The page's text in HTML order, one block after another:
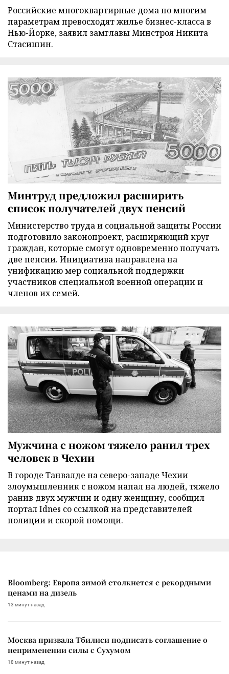
Российские многоквартирные дома по многим
параметрам превосходят жилье бизнес-класса в
Нью-Йорке, заявил замглавы Минстроя Никита
Стасишин.
Минтруд предложил расширить
список получателей двух пенсий
Министерство труда и социальной защиты России
подготовило законопроект, расширяющий круг
граждан, которые смогут одновременно получать
две пенсии. Инициатива направлена на
унификацию мер социальной поддержки
участников специальной военной операции и
членов их семей.
Мужчина с ножом тяжело ранил трех
человек в Чехии
В городе Танвалде на северо-западе Чехии
злоумышленник с ножом напал на людей, тяжело
ранив двух мужчин и одну женщину, сообщил
портал Idnes со ссылкой на представителей
полиции и скорой помощи.
Bloomberg: Европа зимой столкнется с рекордными
ценами на дизель
13 минут назад
Москва призвала Тбилиси подписать соглашение о
неприменении силы с Сухумом
18 минут назад